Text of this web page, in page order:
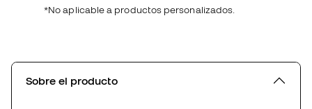
*No aplicable a productos personalizados.
Sobre el producto